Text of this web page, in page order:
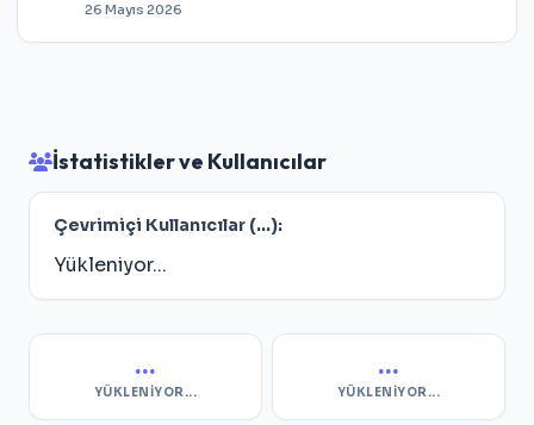
26 Mayıs 2026
İstatistikler ve Kullanıcılar
Çevrimiçi Kullanıcılar (...):
Yükleniyor...
...
YÜKLENIYOR...
...
YÜKLENIYOR...